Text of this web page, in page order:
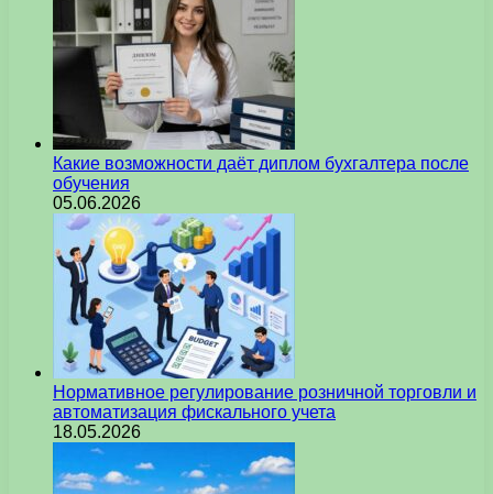
Какие возможности даёт диплом бухгалтера после
обучения
05.06.2026
Нормативное регулирование розничной торговли и
автоматизация фискального учета
18.05.2026